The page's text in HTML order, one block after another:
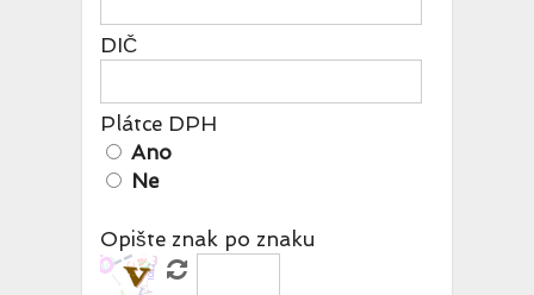
DIČ
Plátce DPH
Ano
Ne
Opište znak po znaku